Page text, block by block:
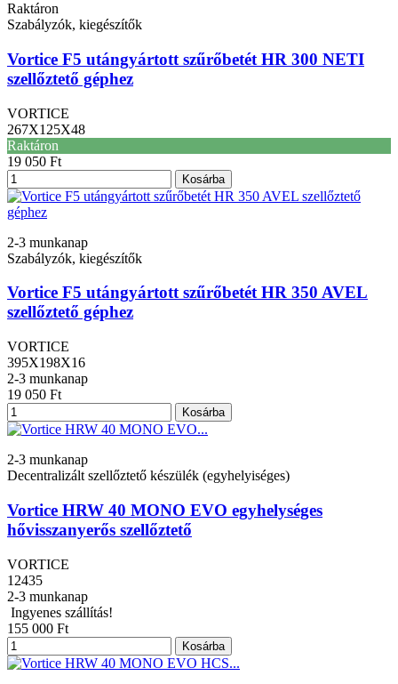
Raktáron
Szabályzók, kiegészítők
Vortice F5 utángyártott szűrőbetét HR 300 NETI
szellőztető géphez
VORTICE
267X125X48
Raktáron
19 050 Ft
Kosárba
2-3 munkanap
Szabályzók, kiegészítők
Vortice F5 utángyártott szűrőbetét HR 350 AVEL
szellőztető géphez
VORTICE
395X198X16
2-3 munkanap
19 050 Ft
Kosárba
2-3 munkanap
Decentralizált szellőztető készülék (egyhelyiséges)
Vortice HRW 40 MONO EVO egyhelységes
hővisszanyerős szellőztető
VORTICE
12435
2-3 munkanap
Ingyenes szállítás!
155 000 Ft
Kosárba